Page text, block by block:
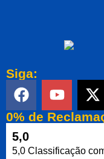
Siga:
0% de
5,0
5,0 Classificação